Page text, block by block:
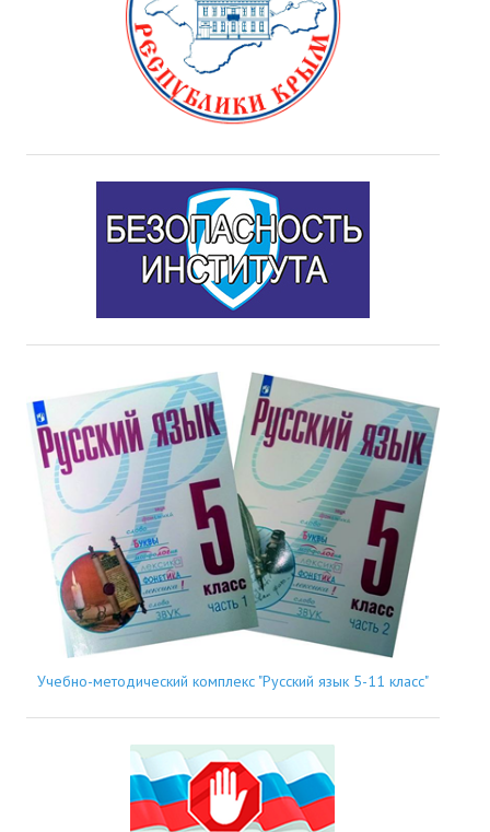
Учебно-методический комплекс "Русский язык 5-11 класс"